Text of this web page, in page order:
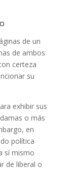
de un
de ambos
certeza
su
exhibir sus
o más
en
política
sí mismo
de liberal o